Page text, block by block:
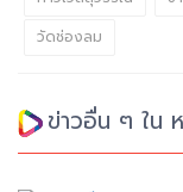
วัดช่องลม
ข่าวอื่น ๆ ใน